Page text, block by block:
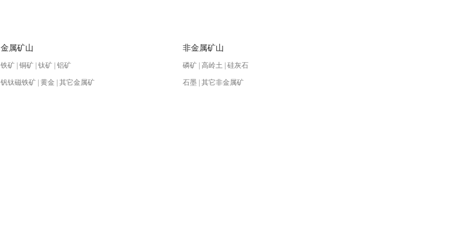
金属矿山
铁矿 | 铜矿 | 钛矿 | 铝矿
钒钛磁铁矿 | 黄金 | 其它金属矿
非金属矿山
磷矿 | 高岭土 | 硅灰石
石墨 | 其它非金属矿